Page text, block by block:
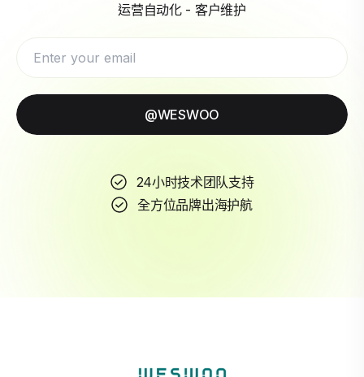
运营自动化 - 客户维护
@WESWOO
24小时技术团队支持
全方位品牌出海护航